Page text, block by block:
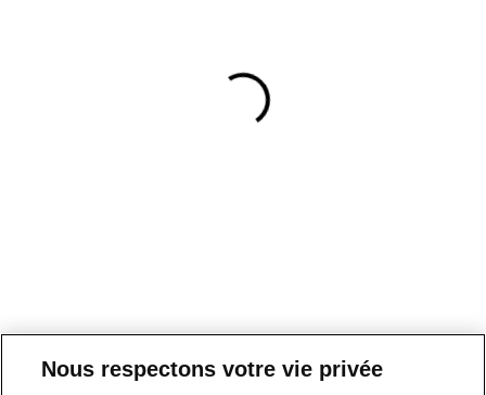
Nous respectons votre vie privée